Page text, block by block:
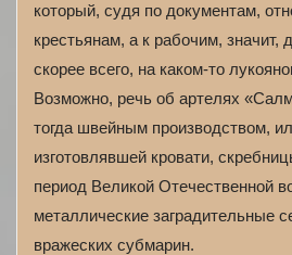
который, судя по документам,
крестьянам, а к рабочим, значит,
скорее всего, на каком-то
Возможно, речь об артелях
тогда швейным производством,
изготовлявшей кровати,
период Великой Отечественной
металлические заградительные
вражеских субмарин.